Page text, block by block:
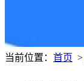
当前位置： 首页 >